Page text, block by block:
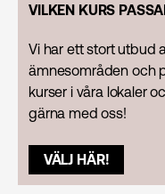
VILKEN KURS
Vi har ett stort utbud
ämnesområden och
kurser i våra lokaler
gärna med oss!
VÄLJ HÄR!